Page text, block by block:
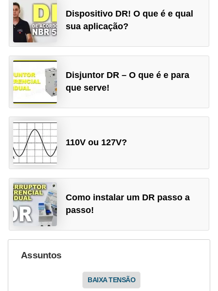
Dispositivo DR! O que é e qual
sua aplicação?
Disjuntor DR – O que é e para
que serve!
110V ou 127V?
Como instalar um DR passo a
passo!
Assuntos
BAIXA TENSÃO
i
c
i
d
a
d
e